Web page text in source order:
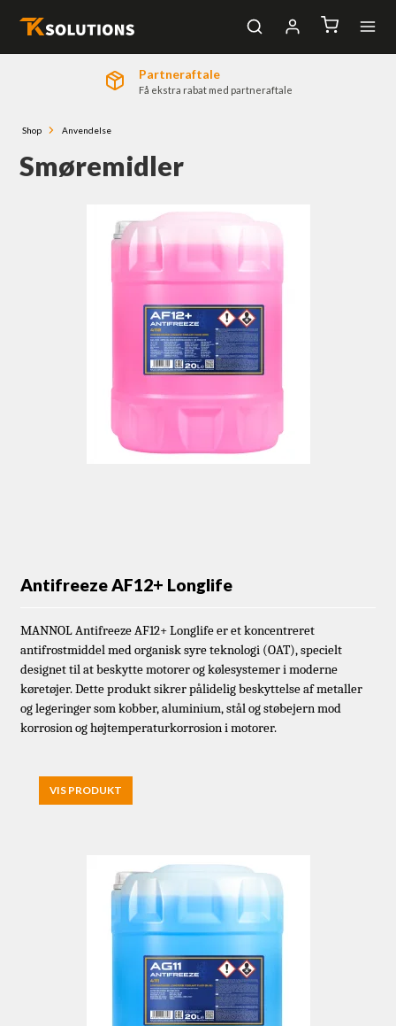
100 % danskejet
Vi har +20 års brancheerfaring
Shop Anvendelse
Smøremidler
Antifreeze AF12+ Longlife
MANNOL Antifreeze AF12+ Longlife er et koncentreret
antifrostmiddel med organisk syre teknologi (OAT), specielt
designet til at beskytte motorer og kølesystemer i moderne
køretøjer. Dette produkt sikrer pålidelig beskyttelse af metaller
og legeringer som kobber, aluminium, stål og støbejern mod
korrosion og højtemperaturkorrosion i motorer.
VIS PRODUKT